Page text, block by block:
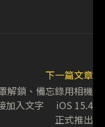
下一篇文章
解鎖、備忘錄用相機
加入文字 iOS 15.4
正式推出